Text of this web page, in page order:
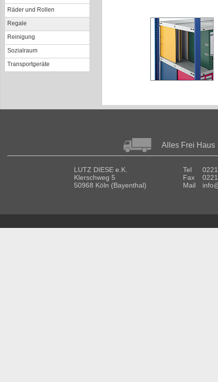
Räder und Rollen
Regale
Reinigung
Sozialraum
Transportgeräte
Alles Frei Haus
LUTZ DIESE e.K.
Klerschweg 5
50968 Köln (Bayenthal)
Tel
Fax
Mail